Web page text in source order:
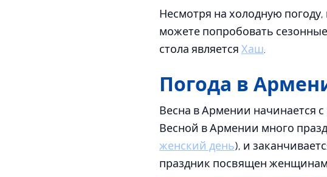
Несмотря на холодную
можете попробовать сезонные
стола является Хаш.
Погода в
Весна в Армении начинается
Весной в Армении много
женский день), и
праздник посвящен